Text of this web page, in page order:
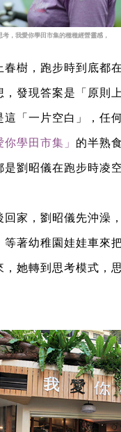
，我愛你學田市集的種種經營靈感，
春樹，跑步時到底都
，發現答案是「原則
這「一片空白」，任
你學田市集」 的半熟
劉昭儀在跑步時凌
回家，劉昭儀先沖澡
等著幼稚園娃娃車來
，她轉到思考模式，